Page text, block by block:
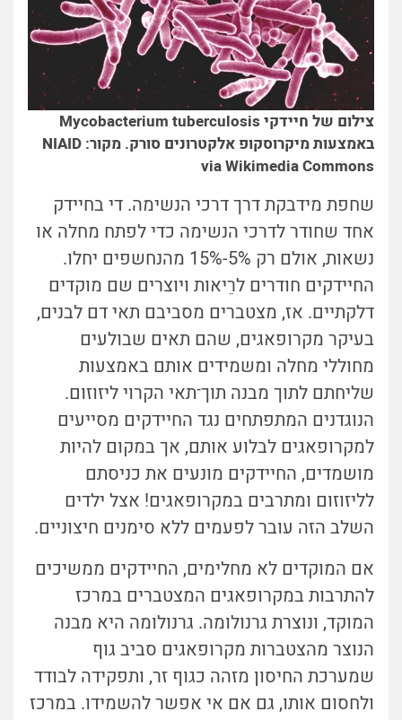
צילום של חיידקי Mycobacterium tuberculosis
באמצעות מיקרוסקופ אלקטרונים סורק. מקור: NIAID
via Wikimedia Commons
שחפת מידבקת דרך דרכי הנשימה. די בחיידק
אחד שחודר לדרכי הנשימה כדי לפתח מחלה או
נשאות, אולם רק 5%-15% מהנחשפים יחלו.
החיידקים חודרים לרֵיאות ויוצרים שם מוקדים
דלקתיים. אז, מצטברים מסביבם תאי דם לבנים,
בעיקר מקרופאגים, שהם תאים שבולעים
מחוללי מחלה ומשמידים אותם באמצעות
שליחתם לתוך מבנה תוך־תאי הקרוי ליזוזום.
הנוגדנים המתפתחים נגד החיידקים מסייעים
למקרופאגים לבלוע אותם, אך במקום להיות
מושמדים, החיידקים מונעים את כניסתם
לליזוזום ומתרבים במקרופאגים! אצל ילדים
השלב הזה עובר לפעמים ללא סימנים חיצוניים.
אם המוקדים לא מחלימים, החיידקים ממשיכים
להתרבות במקרופאגים המצטברים במרכז
המוקד, ונוצרת גרנולומה. גרנולומה היא מבנה
הנוצר מהצטברות מקרופאגים סביב גוף
שמערכת החיסון מזהה כגוף זר, ותפקידה לבודד
ולחסום אותו, גם אם אי אפשר להשמידו. במרכז